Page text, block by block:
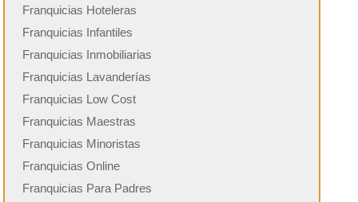
Franquicias Hoteleras
Franquicias Infantiles
Franquicias Inmobiliarias
Franquicias Lavanderías
Franquicias Low Cost
Franquicias Maestras
Franquicias Minoristas
Franquicias Online
Franquicias Para Padres